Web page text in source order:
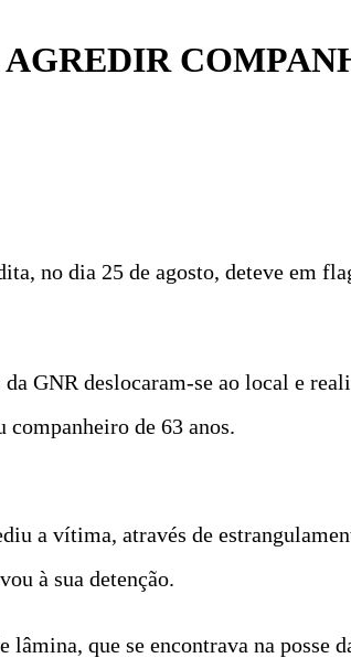
no dia 25 de agosto, deteve em
GNR deslocaram-se ao local e
companheiro de 63 anos.
a vítima, através de
à sua detenção.
lâmina, que se encontrava na posse